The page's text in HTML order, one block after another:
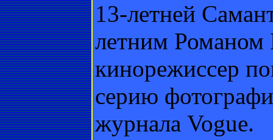
13-летней
летним Романом
кинорежиссер
серию
журнала Vogue.